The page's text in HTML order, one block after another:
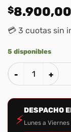
$8.900,00
💳 3 cuotas sin
5 disponibles
¿Conoce Usted
⚡
DESPACHO
Lunes a